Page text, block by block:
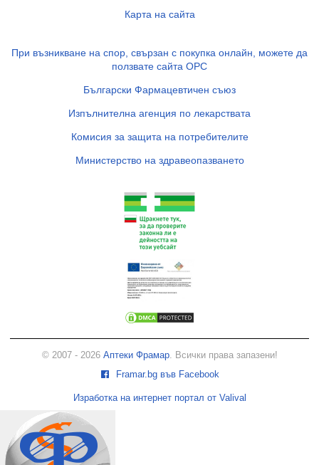
Карта на сайта
При възникване на спор, свързан с покупка онлайн, можете да
ползвате сайта ОРС
Български Фармацевтичен съюз
Изпълнителна агенция по лекарствата
Комисия за защита на потребителите
Министерство на здравеопазването
© 2007 - 2026 Аптеки Фрамар. Всички права запазени!
Framar.bg във Facebook
Изработка на интернет портал от Valival